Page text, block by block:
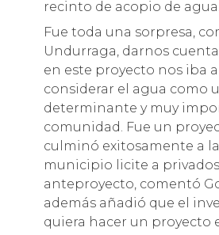
recinto de acopio de agua.
Fue toda una sorpresa,
Undurraga, darnos
en este proyecto nos iba
considerar el agua como
determinante y muy
comunidad. Fue un
culminó exitosamente a la
municipio licite a
anteproyecto, comentó
además añadió que el
quiera hacer un proyecto